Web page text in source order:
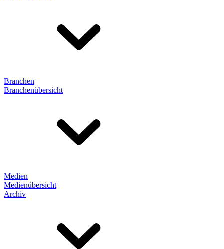
Branchen
Branchenübersicht
Medien
Medienübersicht
Archiv